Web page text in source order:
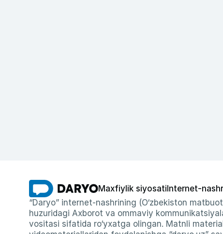
Maxfiylik siyosati Internet-nashr
“Daryo” internet-nashrining (O‘zbekiston
huzuridagi Axborot va ommaviy
vositasi sifatida ro‘yxatga olingan. Matnli